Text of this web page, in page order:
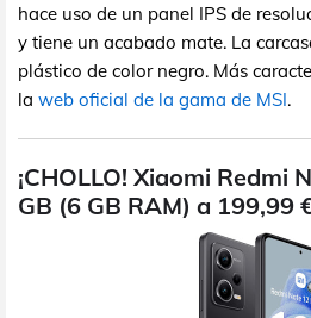
hace uso de un panel IPS de
y tiene un acabado mate. La
plástico de color negro. Más
la web oficial de la gama de MSI.
¡CHOLLO! Xiaomi Redmi
GB (6 GB RAM) a 199,99